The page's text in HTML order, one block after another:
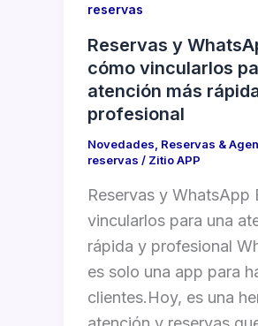
reservas
Reservas y
cómo vincularlos
atención más
profesional
Novedades Reservas &
reservas / Zitio APP
Reservas y WhatsApp
vincularlos para una
rápida y profesional
es solo una app para
clientes.Hoy, es una